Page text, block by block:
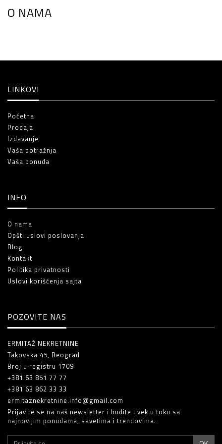
O NAMA
LINKOVI
Početna
Prodaja
Izdavanje
Vaša potražnja
Vaša ponuda
INFO
O nama
Opšti uslovi poslovanja
Blog
Kontakt
Politika privatnosti
Uslovi korišćenja sajta
POZOVITE NAS
ERMITAŽ NEKRETNINE
Takovska 45, Beograd
Broj u registru 1709
+381 63 851 77 77
+381 63 862 33 33
ermitaznekretnine.info@gmail.com
Prijavite se na naš newsletter i budite uvek u toku sa
najnovijim ponudama, savetima i trendovima.